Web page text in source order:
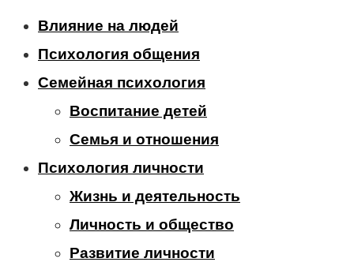
Влияние на людей
Психология общения
Семейная психология
Воспитание детей
Семья и отношения
Психология личности
Жизнь и деятельность
Личность и общество
Развитие личности